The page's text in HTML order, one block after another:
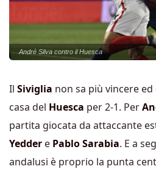
André Silva contro il Huesca
Il Siviglia non sa più vincere
casa del Huesca per 2-1. Per
partita giocata da attaccante
Yedder e Pablo Sarabia. E a
andalusi è proprio la punta